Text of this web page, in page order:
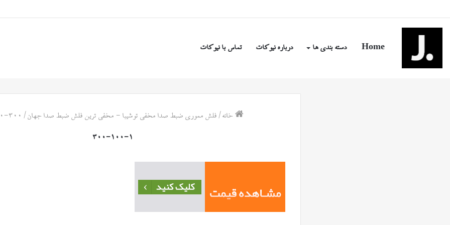
Home دسته بندی ها درباره نیوکات تماس با نیوکات
خانه / فلش مموری ضبط صدا مخفی توشیبا - مخفی ترین فلش ضبط صدا جهان / ۳۰۰-۱۰۰-۱
۳۰۰-۱۰۰-۱